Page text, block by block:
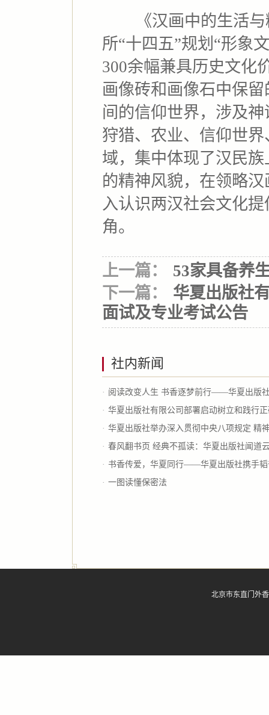
《汉画中的生活与
所“十四五”规划“形象
300余幅兼具历史文化
画像砖和画像石中保
间的信仰世界，涉及
狩猎、农业、信仰世
域，集中体现了汉民
的精神风貌，在领略
入认识两汉社会文化
角。
上一篇：
53家具备养
下一篇：
华夏出版社
面试及专业考试公告
社内新闻
· 阅读改变人生 书香逐梦前行——华夏出版
· 华夏出版社有限公司部署启动树立和践行
· 华夏出版社举办深入贯彻中央八项规定 精
· 春风翻书页 经典不孤读：华夏出版社闻道
· 书香传爱，华夏同行——华夏出版社携手韬
· 一图读懂保密法
北京市东直门外香